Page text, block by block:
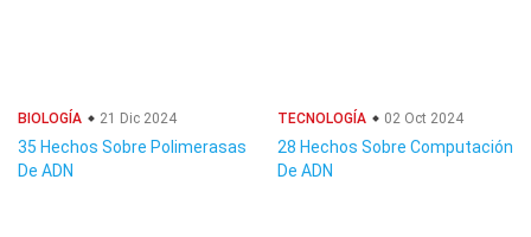
BIOLOGÍA 21 Dic 2024
35 Hechos Sobre Polimerasas
De ADN
TECNOLOGÍA 02 Oct 2024
28 Hechos Sobre Computación
De ADN